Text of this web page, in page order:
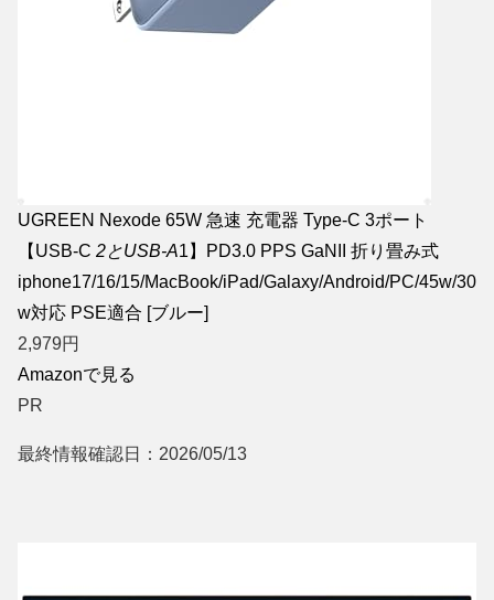
UGREEN Nexode 65W 急速 充電器 Type-C 3ポート
【USB-C 2とUSB-A1】PD3.0 PPS GaNII 折り畳み式
iphone17/16/15/MacBook/iPad/Galaxy/Android/PC/45w/30
w対応 PSE適合 [ブルー]
2,979円
Amazonで見る
PR
最終情報確認日：2026/05/13